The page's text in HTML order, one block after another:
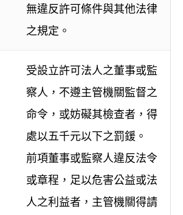
無違反許可條件與其他法律
之規定。
受設立許可法人之董事或監
察人，不遵主管機關監督之
命令，或妨礙其檢查者，得
處以五千元以下之罰鍰。
前項董事或監察人違反法令
或章程，足以危害公益或法
人之利益者，主管機關得請